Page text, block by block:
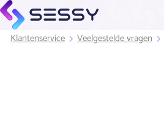
Klantenservice Veelgestelde vragen